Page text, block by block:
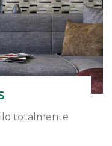
totalmente